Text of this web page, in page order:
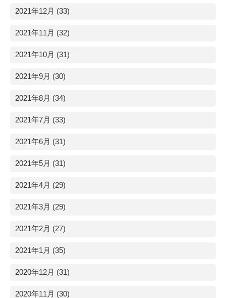
2021年12月 (33)
2021年11月 (32)
2021年10月 (31)
2021年9月 (30)
2021年8月 (34)
2021年7月 (33)
2021年6月 (31)
2021年5月 (31)
2021年4月 (29)
2021年3月 (29)
2021年2月 (27)
2021年1月 (35)
2020年12月 (31)
2020年11月 (30)